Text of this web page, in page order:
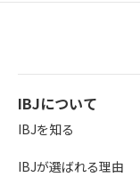
IBJについて
IBJを知る
IBJが選ばれる理由